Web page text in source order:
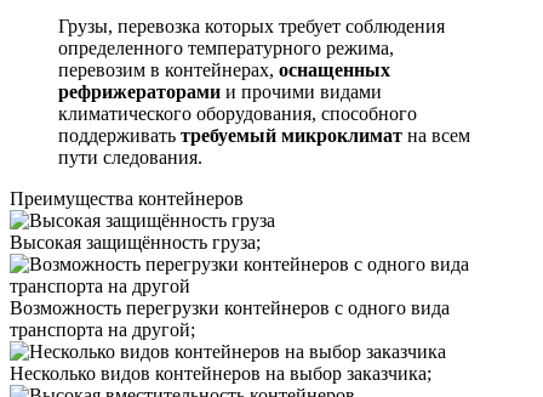
Грузы, перевозка которых требует соблюдения
определенного температурного режима,
перевозим в контейнерах, оснащенных
рефрижераторами и прочими видами
климатического оборудования, способного
поддерживать требуемый микроклимат на всем
пути следования.
Преимущества контейнеров
Высокая защищённость груза;
Возможность перегрузки контейнеров с одного вида
транспорта на другой;
Несколько видов контейнеров на выбор заказчика;